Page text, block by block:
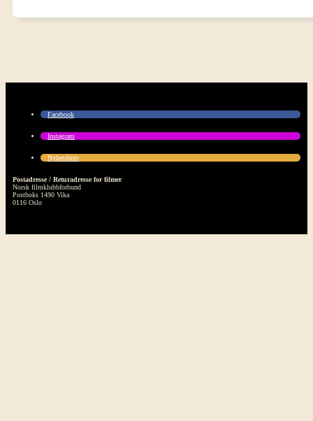
Facebook
Instagram
Nyhetsbrev
Postadresse / Returadresse for filmer
Norsk filmklubbforbund
Postboks 1490 Vika
0116 Oslo